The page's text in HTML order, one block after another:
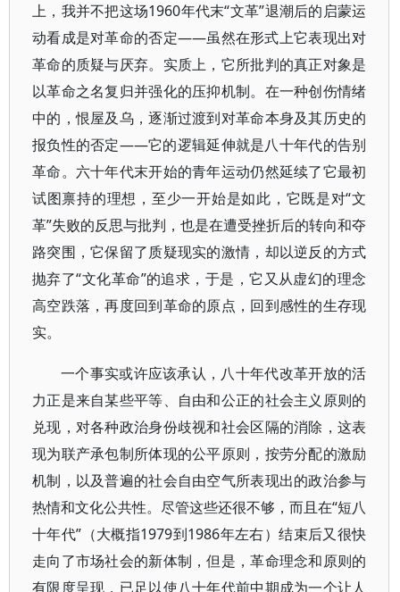
上，我并不把这场1960年代末“文革”退潮后的启蒙运
动看成是对革命的否定——虽然在形式上它表现出对
革命的质疑与厌弃。实质上，它所批判的真正对象是
以革命之名复归并强化的压抑机制。在一种创伤情绪
中的，恨屋及乌，逐渐过渡到对革命本身及其历史的
报负性的否定——它的逻辑延伸就是八十年代的告别
革命。六十年代末开始的青年运动仍然延续了它最初
试图禀持的理想，至少一开始是如此，它既是对“文
革”失败的反思与批判，也是在遭受挫折后的转向和夺
路突围，它保留了质疑现实的激情，却以逆反的方式
抛弃了“文化革命”的追求，于是，它又从虚幻的理念
高空跌落，再度回到革命的原点，回到感性的生存现
实。
一个事实或许应该承认，八十年代改革开放的活
力正是来自某些平等、自由和公正的社会主义原则的
兑现，对各种政治身份歧视和社会区隔的消除，这表
现为联产承包制所体现的公平原则，按劳分配的激励
机制，以及普遍的社会自由空气所表现出的政治参与
热情和文化公共性。尽管这些还很不够，而且在“短八
十年代”（大概指1979到1986年左右）结束后又很快
走向了市场社会的新体制，但是，革命理念和原则的
有限度呈现，已足以使八十年代前中期成为一个让人